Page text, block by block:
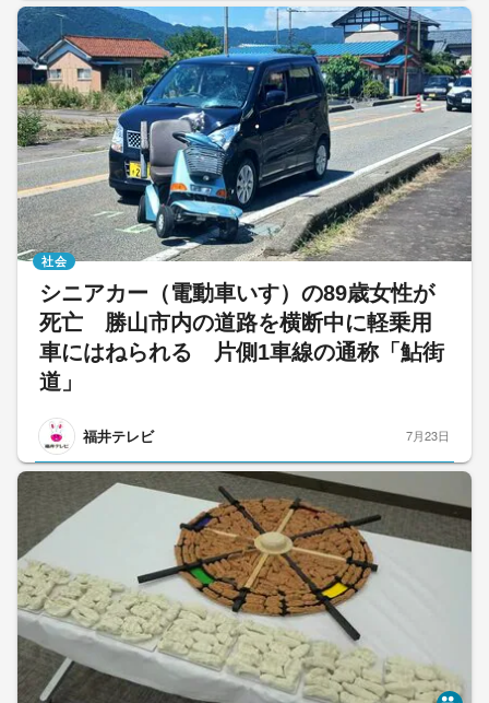
シニアカー（電動車いす）の89歳女性が
死亡 勝山市内の道路を横断中に軽乗用
車にはねられる 片側1車線の通称「鮎街
道」
福井テレビ
社会
7月23日